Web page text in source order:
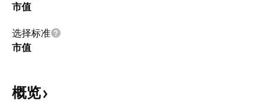
市值
选择标准
市值
概览